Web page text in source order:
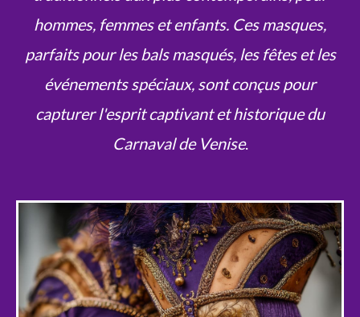
hommes, femmes et enfants. Ces masques,
parfaits pour les bals masqués, les fêtes et les
événements spéciaux, sont conçus pour
capturer l'esprit captivant et historique du
Carnaval de Venise.